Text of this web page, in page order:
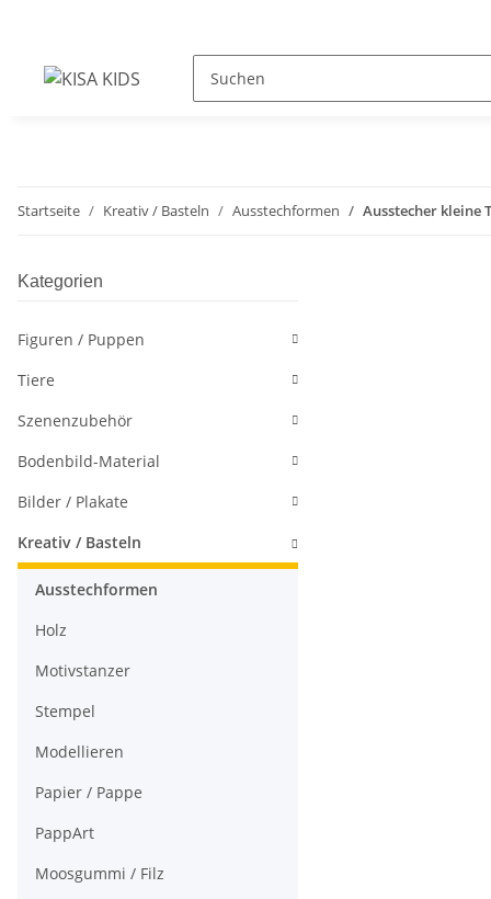
Startseite Kreativ / Basteln Ausstechformen Ausstecher kleine
Kategorien
Figuren / Puppen
Tiere
Szenenzubehör
Bodenbild-Material
Bilder / Plakate
Kreativ / Basteln
Ausstechformen
Holz
Motivstanzer
Stempel
Modellieren
Papier / Pappe
PappArt
Moosgummi / Filz